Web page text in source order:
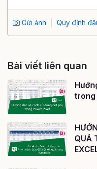
Gửi ảnh Quy định
Bài viết liên quan
trong
QUẢ